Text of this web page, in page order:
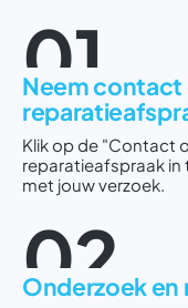
01
Neem contact
Klik op de "Contact
reparatieafspraak in
met jouw verzoek.
02
Onderzoek